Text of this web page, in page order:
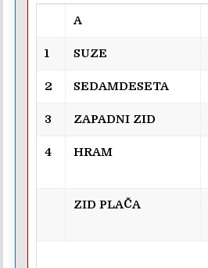
A
1 SUZE
2 SEDAMDESETA
3 ZAPADNI ZID
4 HRAM
ZID PLAČA